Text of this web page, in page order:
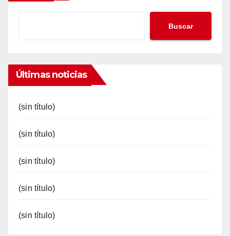
Buscar
Últimas noticias
(sin título)
(sin título)
(sin título)
(sin título)
(sin título)